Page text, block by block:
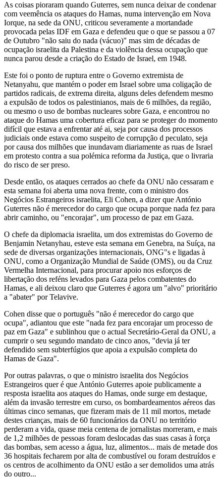
As coisas pioraram quando Guterres, sem nunca deixar de condenar
com veemência os ataques do Hamas, numa intervenção em Nova
Iorque, na sede da ONU, criticou severamente a mortandade
provocada pelas IDF em Gaza e defendeu que o que se passou a 07
de Outubro "não saiu do nada (vácuo)" mas sim de décadas de
ocupação israelita da Palestina e da violência dessa ocupação que
nunca parou desde a criação do Estado de Israel, em 1948.
Este foi o ponto de ruptura entre o Governo extremista de
Netanyahu, que mantém o poder em Israel sobre uma coligação de
partidos radicais, de extrema direita, alguns deles defendem mesmo
a expulsão de todos os palestinianos, mais de 6 milhões, da região,
ou mesmo o uso de bombas nucleares sobre Gaza, e encontrou no
ataque do Hamas uma cobertura eficaz para se proteger do momento
difícil que estava a enfrentar até ai, seja por causa dos processos
judiciais onde estava como suspeito de corrupção d peculato, seja
por causa dos milhões que inundavam diariamente as ruas de Israel
em protesto contra a sua polémica reforma da Justiça, que o livraria
do risco de ser preso.
Desde então, os ataques cerrados ao chefe da ONU não cessaram e
esta semana foi aberta uma nova frente, com o ministro dos
Negócios Estrangeiros israelita, Eli Cohen, a dizer que António
Guterres não é merecedor do cargo que ocupa porque nada fez para
abrir caminho, ou "encorajar", um processo de paz em Gaza.
O chefe da diplomacia israelita, um dos extremistas do Governo de
Benjamin Netanyhau, esteve esta semana em Genebra, na Suíça, na
sede de diversas organizações internacionais, ONG"s e ligadas à
ONU, como a Organização Mundial de Saúde (OMS), ou da Cruz
Vermelha Internacional, para procurar apoio nos esforços de
libertação dos reféns levados para Gaza pelos combatentes do
Hamas, e ali deixou claro que Guterres é agora um "alvo" prioritário
a "abater" por Telavive.
Cohen disse que o português "não é merecedor do cargo que
ocupa", adiantou que este "nada fez para encorajar um processo de
paz em Gaza" e sublinhou que o actual Secretário-Geral da ONU, a
cumprir o seu segundo mandato de cinco anos, "devia já ter
defendido sem subterfúgios que apoia a expulsão completa do
Hamas de Gaza".
Por outras palavras, o que o ministro israelita dos Negócios
Estrangeiros quer é que António Guterres apoie publicamente a
resposta israelita aos ataques do Hamas, onde surge em destaque,
além da invasão terrestre em curso, os bombardeamentos aéreos das
últimas cinco semanas, que fizeram mais de 11 mil mortos, metade
destes crianças, mais de 60 funcionários da ONU no território
perderam a vida, quase meia centena de jornalistas morreram, e mais
de 1,2 milhões de pessoas foram deslocadas das suas casas à força
das bombas, sem acesso a água, luz, alimentos... mais de metade dos
36 hospitais fecharem por alta de combustível ou foram destruídos e
os centros de acolhimento da ONU estão a ser demolidos uma atrás
do outro...